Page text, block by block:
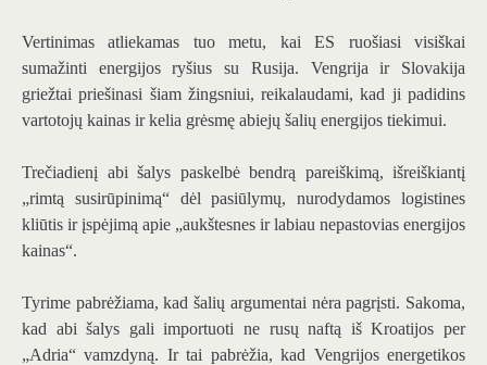
Vertinimas atliekamas tuo metu, kai ES ruošiasi visiškai
sumažinti energijos ryšius su Rusija. Vengrija ir Slovakija
griežtai priešinasi šiam žingsniui, reikalaudami, kad ji padidins
vartotojų kainas ir kelia grėsmę abiejų šalių energijos tiekimui.
Trečiadienį abi šalys paskelbė bendrą pareiškimą, išreiškiantį
„rimtą susirūpinimą“ dėl pasiūlymų, nurodydamos logistines
kliūtis ir įspėjimą apie „aukštesnes ir labiau nepastovias energijos
kainas“.
Tyrime pabrėžiama, kad šalių argumentai nėra pagrįsti. Sakoma,
kad abi šalys gali importuoti ne rusų naftą iš Kroatijos per
„Adria“ vamzdyną. Ir tai pabrėžia, kad Vengrijos energetikos